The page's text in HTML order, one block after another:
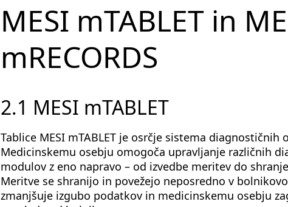
MESI mTABLET in
mRECORDS
2.1 MESI mTABLET
Tablice MESI mTABLET je osrčje sistema diagnostičnih
Medicinskemu osebju omogoča upravljanje različnih
modulov z eno napravo – od izvedbe meritev do
Meritve se shranijo in povežejo neposredno v
zmanjšuje izgubo podatkov in medicinskemu osebju